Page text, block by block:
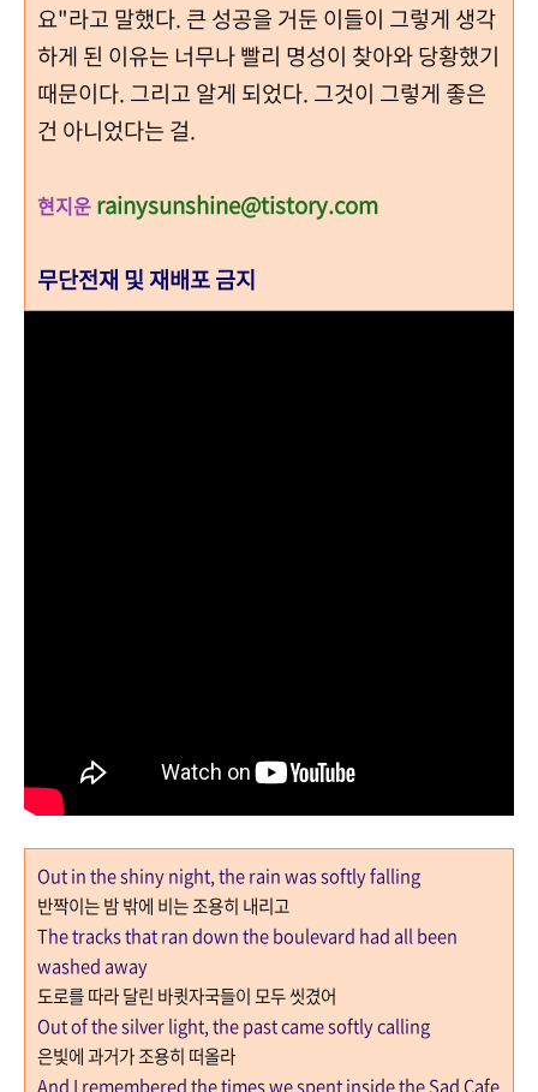
요"라고 말했다. 큰 성공을 거둔 이들이 그렇게 생각
하게 된 이유는 너무나 빨리 명성이 찾아와 당황했기
때문이다. 그리고 알게 되었다. 그것이 그렇게 좋은
건 아니었다는 걸.
현지운 rainysunshine@tistory.com
무단전재 및 재배포 금지
Out in the shiny night, the rain was softly falling
반짝이는 밤 밖에 비는 조용히 내리고
The tracks that ran down the boulevard had all been
washed away
도로를 따라 달린 바큇자국들이 모두 씻겼어
Out of the silver light, the past came softly calling
은빛에 과거가 조용히 떠올라
And I remembered the times we spent inside the Sad Cafe